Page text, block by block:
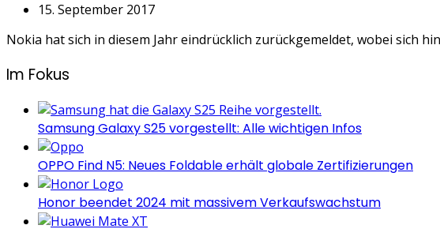
15. September 2017
Nokia hat sich in diesem Jahr eindrücklich zurückgemeldet, wobei sich
Im Fokus
Samsung Galaxy S25 vorgestellt: Alle wichtigen Infos
OPPO Find N5: Neues Foldable erhält globale Zertifizierungen
Honor beendet 2024 mit massivem Verkaufswachstum